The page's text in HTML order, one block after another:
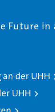
Future in
an der UHH
UHH